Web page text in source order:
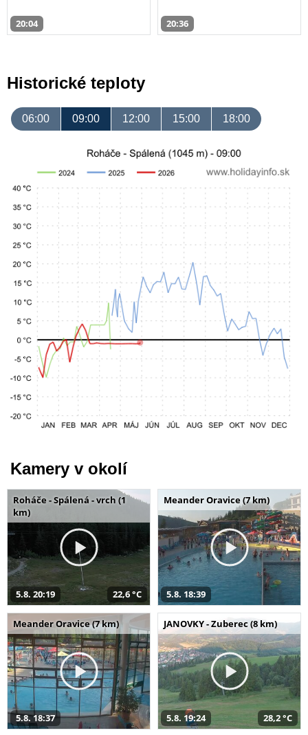
20:04 20:36
Historické teploty
06:00 09:00 12:00 15:00 18:00
Kamery v okolí
Roháče - Spálená - vrch (1
km)
5.8. 20:19 22,6 °C
Meander Oravice (7 km)
5.8. 18:39
Meander Oravice (7 km)
5.8. 18:37
JANOVKY - Zuberec (8 km)
5.8. 19:24 28,2 °C